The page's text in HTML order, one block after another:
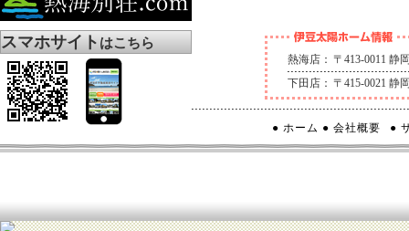
スマホサイトはこちら
熱海店： 〒413-0011 静
下田店： 〒415-0021 静
● ホーム ● 会社概要 ●